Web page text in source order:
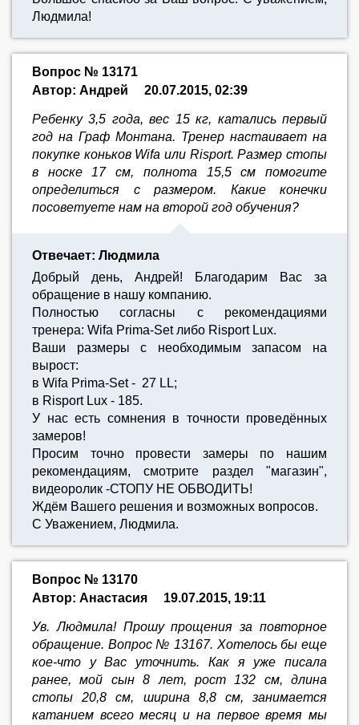
Людмила!
Вопрос № 13171
Автор: Андрей
20.07.2015, 02:39
Ребенку 3,5 года, вес 15 кг, катались первый
год на Граф Монтана. Тренер настаивает на
покупке коньков Wifa или Risport. Размер стопы
в носке 17 см, полнота 15,5 см помогите
определиться с размером. Какие конечки
посоветуете нам на второй год обучения?
Отвечает: Людмила
Добрый день, Андрей! Благодарим Вас за
обращение в нашу компанию.
Полностью согласны с рекомендациями
тренера: Wifa Prima-Set либо Risport Lux.
Ваши размеры с необходимым запасом на
вырост:
в Wifa Prima-Set - 27 LL;
в Risport Lux - 185.
У нас есть сомнения в точности проведённых
замеров!
Просим точно провести замеры по нашим
рекомендациям, смотрите раздел "магазин",
видеоролик -СТОПУ НЕ ОБВОДИТЬ!
Ждём Вашего решения и возможных вопросов.
С Уважением, Людмила.
Вопрос № 13170
Автор: Анастасия
19.07.2015, 19:11
Ув. Людмила! Прошу прощения за повторное
обращение. Вопрос № 13167. Хотелось бы еще
кое-что у Вас уточнить. Как я уже писала
ранее, мой сын 8 лет, рост 132 см, длина
стопы 20,8 см, ширина 8,8 см, занимается
катанием всего месяц и на первое время мы